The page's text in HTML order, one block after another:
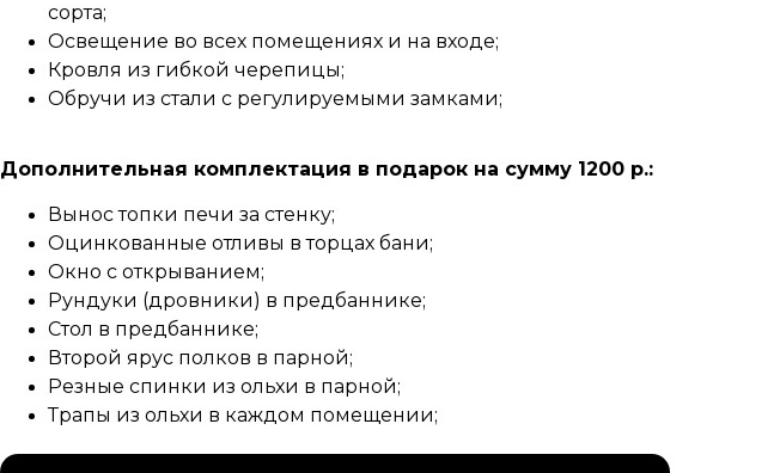
сорта;
Освещение во всех помещениях и на входе;
Кровля из гибкой черепицы;
Обручи из стали с регулируемыми замками;
Дополнительная комплектация в подарок на сумму 1200 р.:
Вынос топки печи за стенку;
Оцинкованные отливы в торцах бани;
Окно с открыванием;
Рундуки (дровники) в предбаннике;
Стол в предбаннике;
Второй ярус полков в парной;
Резные спинки из ольхи в парной;
Трапы из ольхи в каждом помещении;